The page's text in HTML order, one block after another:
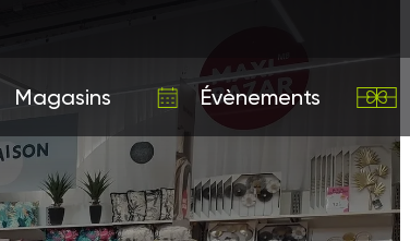
Magasins Évènements